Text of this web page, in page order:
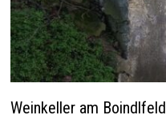
Weinkeller am Boindlfeld